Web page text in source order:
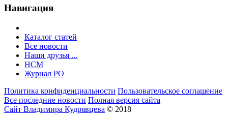
Навигация
Каталог статей
Все новости
Наши друзья ...
HCM
Журнал РО
Политика конфиденциальности Пользовательское соглашение
Все последние новости Полная версия сайта
Сайт Владимира Кудрявцева © 2018